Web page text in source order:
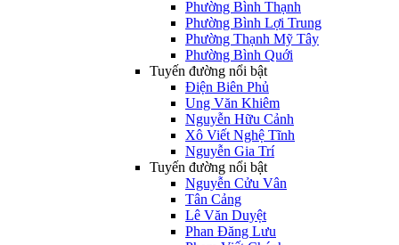
Phường Bình Thạnh
Phường Bình Lợi Trung
Phường Thạnh Mỹ Tây
Phường Bình Quới
Tuyến đường nổi bật
Điện Biên Phủ
Ung Văn Khiêm
Nguyễn Hữu Cảnh
Xô Viết Nghệ Tĩnh
Nguyễn Gia Trí
Tuyến đường nổi bật
Nguyễn Cửu Vân
Tân Cảng
Lê Văn Duyệt
Phan Đăng Lưu